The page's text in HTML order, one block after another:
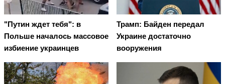
"Путин ждет тебя": в
Польше началось массовое
избиение украинцев
Трамп: Байден передал
Украине достаточно
вооружения